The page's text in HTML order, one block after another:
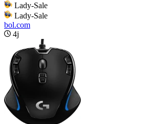
Lady-Sale
Lady-Sale
bol.com
4j